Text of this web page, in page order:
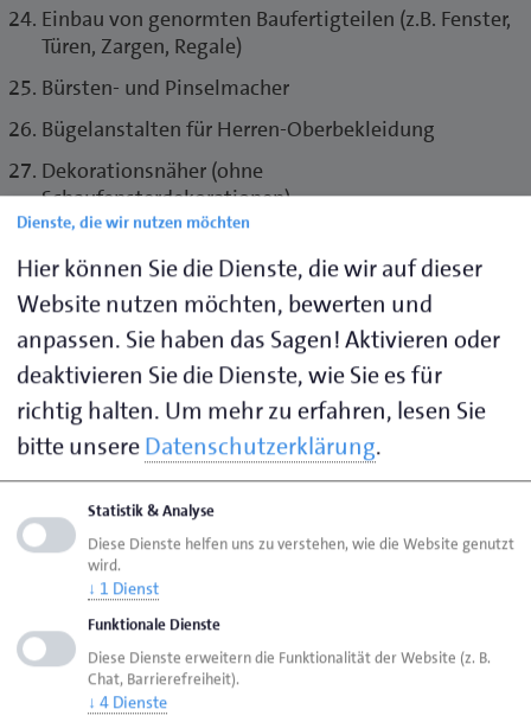
Einbau von genormten Baufertigteilen (z.B. Fenster,
Türen, Zargen, Regale)
Bürsten- und Pinselmacher
Bügelanstalten für Herren-Oberbekleidung
Dekorationsnäher (ohne
Schaufensterdekorationen)
Fleckteppichhersteller
Weggefallen* (Klöppler)
Theaterkostümnäher
Plisseebrenner
Weggefallen (Posamentierer)
Stoffmaler
Weggefallen (Stricker)
Textil-Handdrucker
Kunststopfer
Änderungsschneider
Handschuhmacher
Ausführung einfacher Schuhreparaturen
Dienste, die wir nutzen möchten
Hier können Sie die Dienste, die wir auf dieser
Website nutzen möchten, bewerten und
anpassen. Sie haben das Sagen! Aktivieren oder
deaktivieren Sie die Dienste, wie Sie es für
richtig halten. Um mehr zu erfahren, lesen Sie
bitte unsereDatenschutzerklärung.
Statistik & Analyse
Diese Dienste helfen uns zu verstehen, wie die Website genutzt
wird.
↓ 1 Dienst
Funktionale Dienste
Diese Dienste erweitern die Funktionalität der Website (z. B.
Chat, Barrierefreiheit).
↓ 4 Dienste